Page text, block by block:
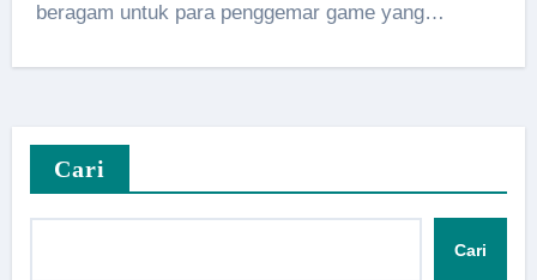
beragam untuk para penggemar game yang…
Cari
Cari